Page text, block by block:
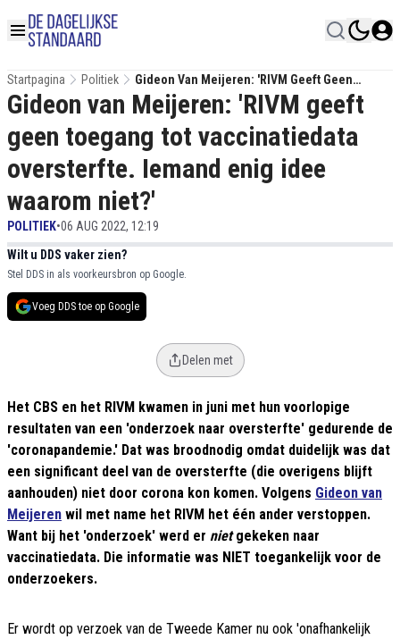
Startpagina Politiek
Gideon Van Meijeren: 'RIVM Geeft Geen
Toegang Tot Vaccinatiedata Oversterfte.
Iemand Enig Idee Waarom Niet?'
Gideon van Meijeren: 'RIVM geeft
geen toegang tot vaccinatiedata
oversterfte. Iemand enig idee
waarom niet?'
POLITIEK•06 AUG 2022, 12:19
Wilt u DDS vaker zien?
Stel DDS in als voorkeursbron op Google.
Voeg DDS toe op Google
Delen met
Het CBS en het RIVM kwamen in juni met hun voorlopige
resultaten van een 'onderzoek naar oversterfte' gedurende de
'coronapandemie.' Dat was broodnodig omdat duidelijk was dat
een significant deel van de oversterfte (die overigens blijft
aanhouden) niet door corona kon komen. Volgens Gideon van
Meijeren wil met name het RIVM het één ander verstoppen.
Want bij het 'onderzoek' werd er nietgekeken naar
vaccinatiedata. Die informatie was NIET toegankelijk voor de
onderzoekers.
Er wordt op verzoek van de Tweede Kamer nu ook 'onafhankelijk